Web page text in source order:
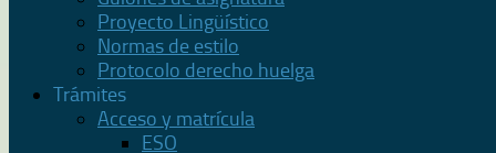
Proyecto Lingüístico
Normas de estilo
Protocolo derecho huelga
Trámites
Acceso y matrícula
ESO